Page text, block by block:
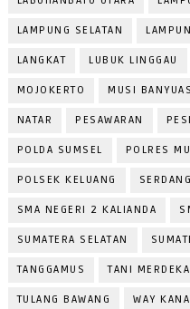
LAMPUNG SELATAN
LANGKAT LUBUK LINGGAU
MOJOKERTO MUSI
NATAR PESAWARAN
POLDA SUMSEL POLRES
POLSEK KELUANG
SMA NEGERI 2 KALIANDA
SUMATERA SELATAN
TANGGAMUS TANI
TULANG BAWANG WAY